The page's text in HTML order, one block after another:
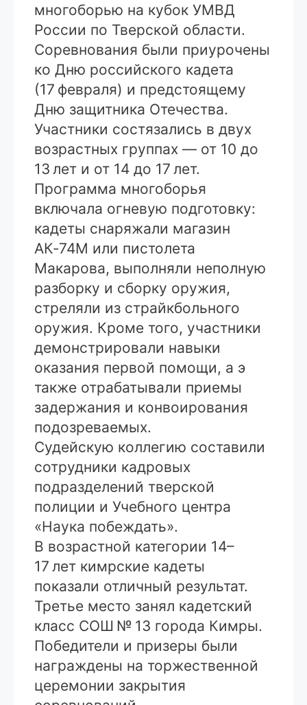
многоборью на кубок УМВД
России по Тверской области.
Соревнования были приурочены
ко Дню российского кадета
(17 февраля) и предстоящему
Дню защитника Отечества.
Участники состязались в двух
возрастных группах — от 10 до
13 лет и от 14 до 17 лет.
Программа многоборья
включала огневую подготовку:
кадеты снаряжали магазин
АК‑74М или пистолета
Макарова, выполняли неполную
разборку и сборку оружия,
стреляли из страйкбольного
оружия. Кроме того, участники
демонстрировали навыки
оказания первой помощи, а э
также отрабатывали приемы
задержания и конвоирования
подозреваемых.
Судейскую коллегию составили
сотрудники кадровых
подразделений тверской
полиции и Учебного центра
«Наука побеждать».
В возрастной категории 14–
17 лет кимрские кадеты
показали отличный результат.
Третье место занял кадетский
класс СОШ № 13 города Кимры.
Победители и призеры были
награждены на торжественной
церемонии закрытия